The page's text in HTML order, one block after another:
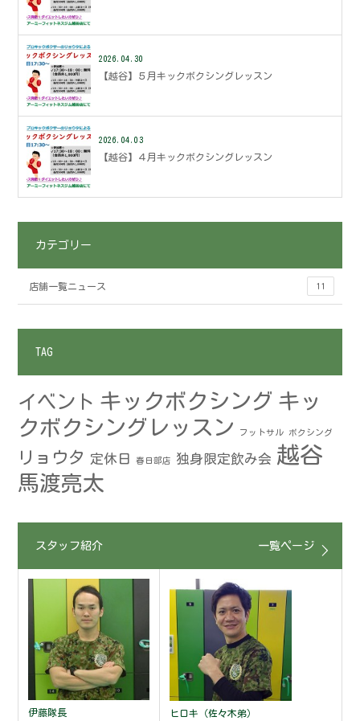
2026.04.30
【越谷】５月キックボクシングレッスン
2026.04.03
【越谷】４月キックボクシングレッスン
カテゴリー
店舗一覧ニュース 11
TAG
イベント キックボクシング キッ
クボクシングレッスン
フットサル ボクシング
リョウタ 定休日 春日部店 独身限定飲み会 越谷
馬渡亮太
スタッフ紹介 一覧ページ
伊藤隊長 ヒロキ（佐々木弟）